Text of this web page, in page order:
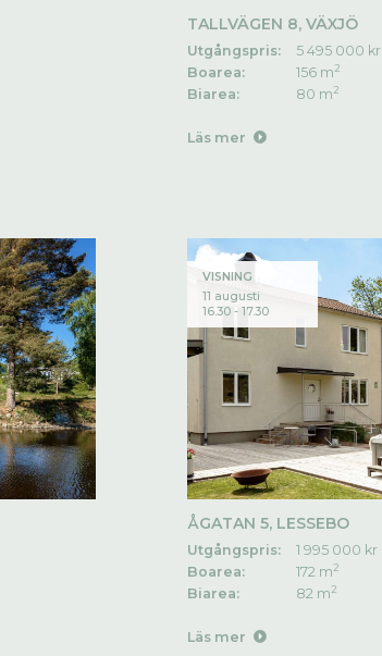
TALLVÄGEN 8, VÄXJÖ
Utgångspris:
5 495 000 kr
Boarea:
156 m2
Biarea: 80 m2
Läs mer
VISNING
11 augusti
16.30 - 17.30
ÅGATAN 5, LESSEBO
Utgångspris:
1 995 000 kr
Boarea:
172 m2
Biarea: 82 m2
Läs mer